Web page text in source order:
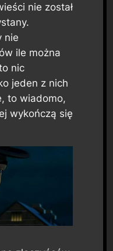
nie został
nie
ile można
nic
jeden z nich
to wiadomo,
wykończą się